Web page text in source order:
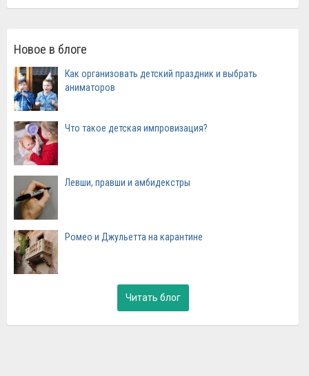
Новое в блоге
Как организовать детский праздник и выбрать
аниматоров
Что такое детская импровизация?
Левши, правши и амбидекстры
Ромео и Джульетта на карантине
Читать блог